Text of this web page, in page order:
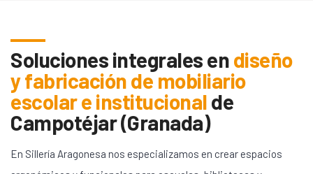
Soluciones integrales endiseño
y fabricación de mobiliario
escolar e institucionalde
Campotéjar (Granada)
En Sillería Aragonesa nos especializamos en crear espacios